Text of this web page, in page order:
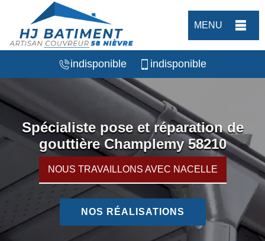
MENU
indisponible indisponible
Spécialiste pose et réparation de
gouttière Champlemy 58210
NOUS TRAVAILLONS AVEC NACELLE
NOS RÉALISATIONS